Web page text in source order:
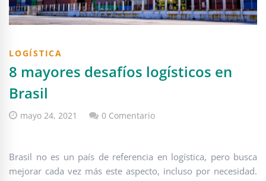
LOGÍSTICA
8 mayores desafíos logísticos en
Brasil
mayo 24, 2021 0 Comentario
Brasil no es un país de referencia en logística, pero busca
mejorar cada vez más este aspecto, incluso por necesidad.